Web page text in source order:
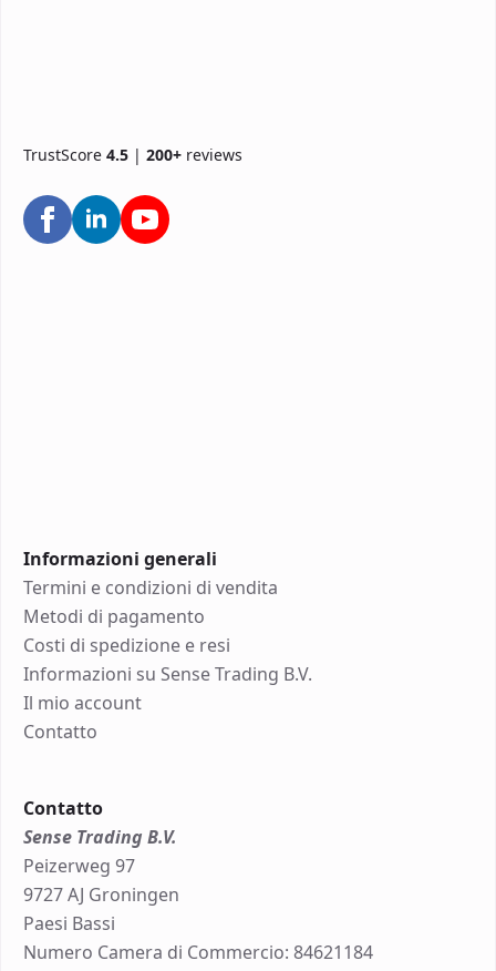
TrustScore 4.5 | 200+ reviews
Informazioni generali
Termini e condizioni di vendita
Metodi di pagamento
Costi di spedizione e resi
Informazioni su Sense Trading B.V.
Il mio account
Contatto
Contatto
Sense Trading B.V.
Peizerweg 97
9727 AJ Groningen
Paesi Bassi
Numero Camera di Commercio: 84621184